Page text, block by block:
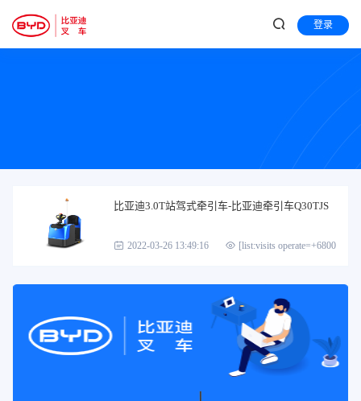
登录
比亚迪3.0T站驾式牵引车-比亚迪牵引车Q30TJS
2022-03-26 13:49:16 [list:visits operate=+6800]